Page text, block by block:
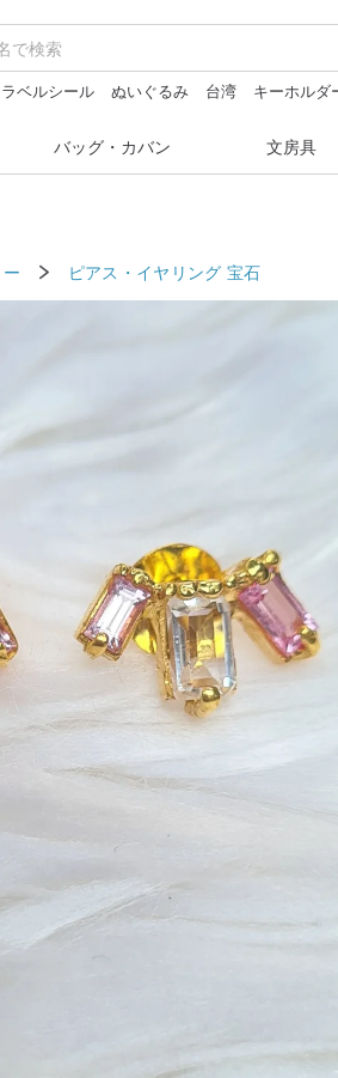
ラベルシール ぬいぐるみ 台湾
キーホルダ
バッグ・カバン 文房具
ピアス・イヤリング 宝石